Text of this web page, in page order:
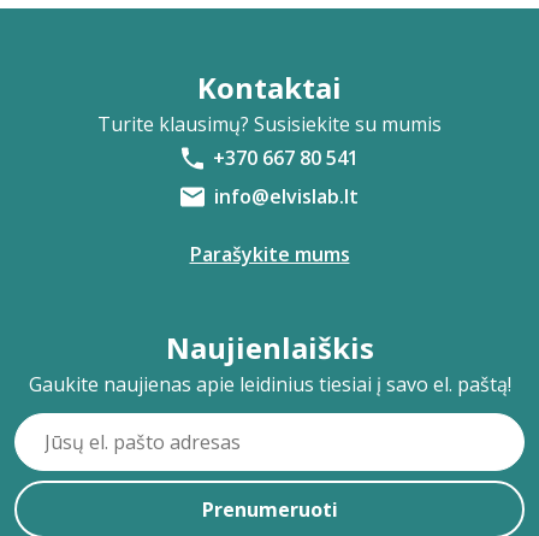
Kontaktai
Turite klausimų? Susisiekite su mumis
+370 667 80 541
info@elvislab.lt
Parašykite mums
Naujienlaiškis
Gaukite naujienas apie leidinius tiesiai į savo el. paštą!
Prenumeruoti